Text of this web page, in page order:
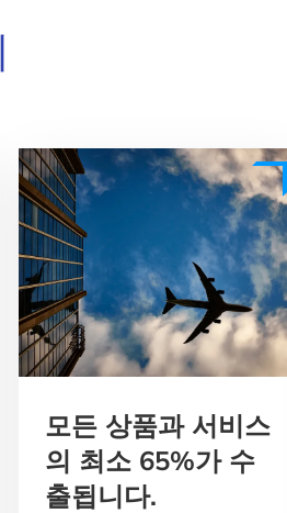
모든 상품과 서비스
의 최소 65%가 수
출됩니다.